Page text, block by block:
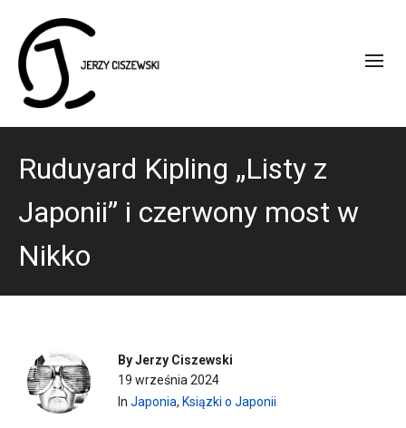
Ruduyard Kipling „Listy z
Japonii” i czerwony most w
Nikko
ByJerzy Ciszewski
19 września 2024
In Japonia, Ksiązki o Japonii